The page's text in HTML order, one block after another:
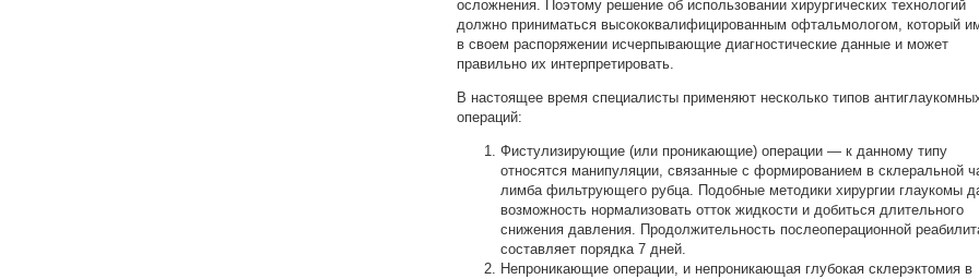
осложнения. Поэтому решение об использовании хирургических технологий
должно приниматься высококвалифицированным офтальмологом, который
в своем распоряжении исчерпывающие диагностические данные и может
правильно их интерпретировать.
В настоящее время специалисты применяют несколько типов
операций:
Фистулизирующие (или проникающие) операции — к данному типу
относятся манипуляции, связанные с формированием в склеральной
лимба фильтрующего рубца. Подобные методики хирургии глаукомы
возможность нормализовать отток жидкости и добиться длительного
снижения давления. Продолжительность послеоперационной
составляет порядка 7 дней.
Непроникающие операции, и непроникающая глубокая склерэктомия в